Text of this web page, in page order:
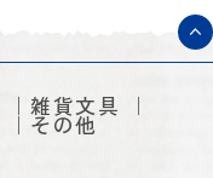
雑貨文具
その他